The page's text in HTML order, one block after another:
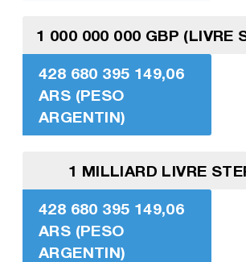
1 000 000 000 GBP (LIVRE
428 680 395 149,06
ARS (PESO
ARGENTIN)
1 MILLIARD LIVRE
428 680 395 149,06
ARS (PESO
ARGENTIN)